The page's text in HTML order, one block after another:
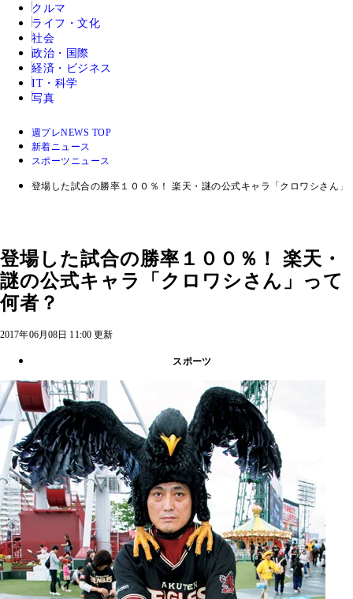
クルマ
ライフ・文化
社会
政治・国際
経済・ビジネス
IT・科学
写真
週プレNEWS TOP
新着ニュース
スポーツニュース
登場した試合の勝率１００％！ 楽天・謎の公式キャラ「クロワシさん」
登場した試合の勝率１００％！ 楽天・
謎の公式キャラ「クロワシさん」って
何者？
2017年06月08日 11:00 更新
スポーツ